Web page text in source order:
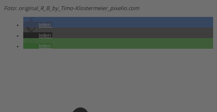
Foto: original_R_B_by_Timo-Klostermeier_pixelio.com
teilen
teilen
teilen